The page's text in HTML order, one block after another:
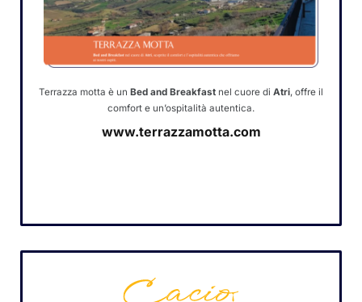
Terrazza motta è un Bed and Breakfast nel cuore di Atri, offre il
comfort e un’ospitalità autentica.
www.terrazzamotta.com